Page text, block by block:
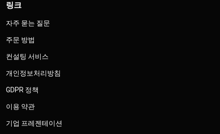
링크
자주 묻는 질문
주문 방법
컨설팅 서비스
개인정보처리방침
GDPR 정책
이용 약관
기업 프레젠테이션